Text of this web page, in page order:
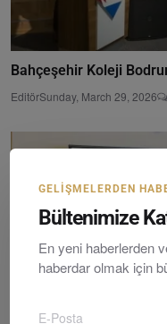
Bahçeşehir Koleji
EditörSunday, March 29, 2026
GELIŞMELERDEN
Bültenimize
En yeni haberlerden
haberdar olmak için